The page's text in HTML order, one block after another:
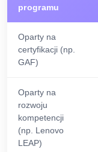
programu
Oparty na
certyfikacji (np.
GAF)
Oparty na
rozwoju
kompetencji
(np. Lenovo
LEAP)